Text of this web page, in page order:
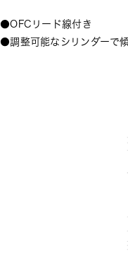
●OFCリード線付き
●調整可能なシリンダーで